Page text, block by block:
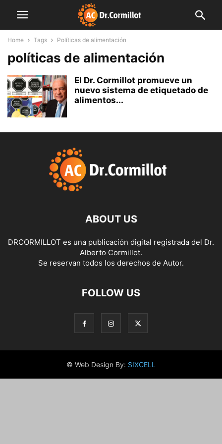
Home Tags Políticas de alimentación
políticas de alimentación
El Dr. Cormillot promueve un
nuevo sistema de etiquetado de
alimentos...
ABOUT US
DRCORMILLOT es una publicación digital registrada del Dr.
Alberto Cormillot.
Se reservan todos los derechos de Autor.
FOLLOW US
© Web Design By: SIXCELL